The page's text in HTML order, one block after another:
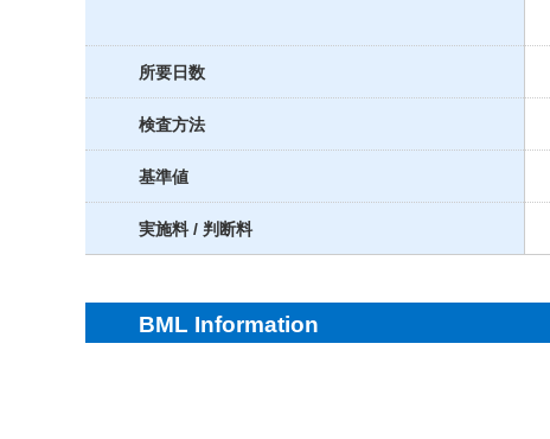
所要日数
検査方法
基準値
実施料 / 判断料
BML Information